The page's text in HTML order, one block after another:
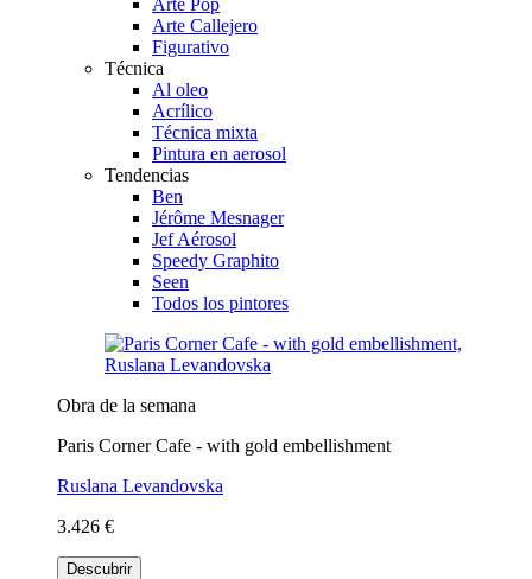
Arte Callejero
Figurativo
Técnica
Al oleo
Acrílico
Técnica mixta
Pintura en aerosol
Tendencias
Ben
Jérôme Mesnager
Jef Aérosol
Speedy Graphito
Seen
Todos los pintores
Obra de la semana
Paris Corner Cafe - with gold embellishment
Ruslana Levandovska
3.426 €
Descubrir